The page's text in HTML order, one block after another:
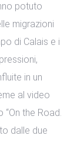
potuto
migrazioni
di Calais e i
in un
al video
the Road.
dalle due